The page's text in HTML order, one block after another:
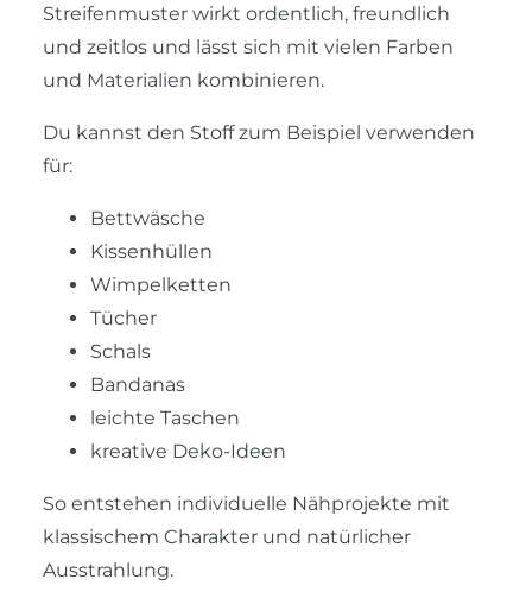
Streifenmuster wirkt ordentlich, freundlich
und zeitlos und lässt sich mit vielen Farben
und Materialien kombinieren.
Du kannst den Stoff zum Beispiel verwenden
für:
Bettwäsche
Kissenhüllen
Wimpelketten
Tücher
Schals
Bandanas
leichte Taschen
kreative Deko-Ideen
So entstehen individuelle Nähprojekte mit
klassischem Charakter und natürlicher
Ausstrahlung.